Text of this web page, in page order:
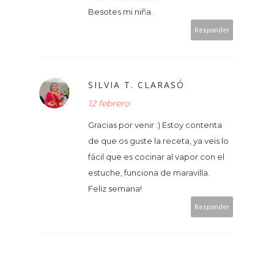
Besotes mi niña.
Responder
SILVIA T. CLARASÓ
12 febrero
Gracias por venir :) Estoy contenta
de que os guste la receta, ya veis lo
fácil que es cocinar al vapor con el
estuche, funciona de maravilla.
Feliz semana!
Responder